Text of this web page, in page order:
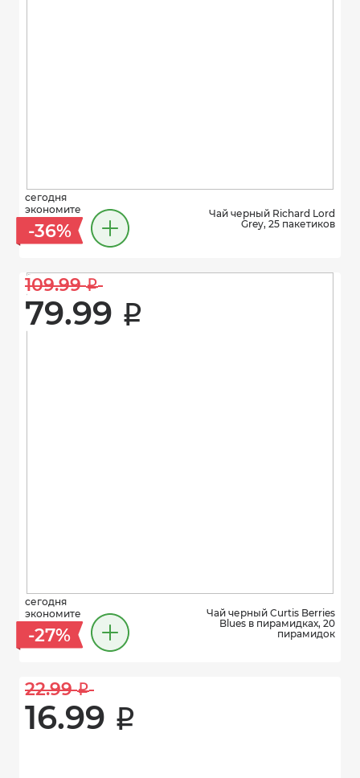
сегодня
экономите
-36%
Чай черный Richard Lord
Grey, 25 пакетиков
109.99 i
79.99 i
сегодня
экономите
-27%
Чай черный Curtis Berries
Blues в пирамидках, 20
пирамидок
22.99 i
16.99 i